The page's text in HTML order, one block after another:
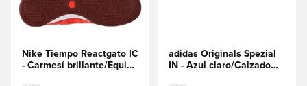
Nike Tiempo Reactgato IC
- Carmesí brillante/Equipo
adidas Originals Spezial
IN - Azul claro/Calzado